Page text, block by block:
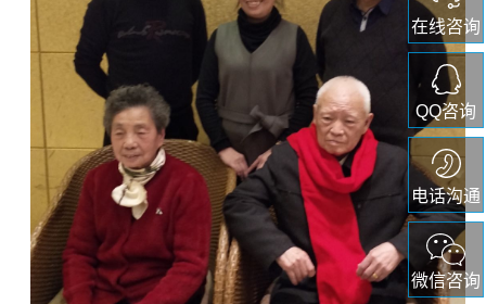
在线咨询
QQ咨询
电话沟通
微信咨询